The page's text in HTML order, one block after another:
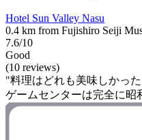
Hotel Sun Valley Nasu
0.4 km from Fujishiro Seiji
7.6/10
Good
(10 reviews)
"料理はどれも美味しかっ
ゲームセンターは完全に昭